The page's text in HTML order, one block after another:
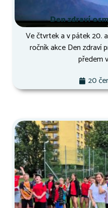
Den zdraví
Ve čtvrtek a v pátek 20.
ročník akce Den zdraví
předem
20